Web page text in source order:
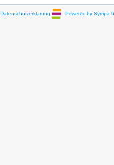
Datenschutzerklärung Powered by Sympa